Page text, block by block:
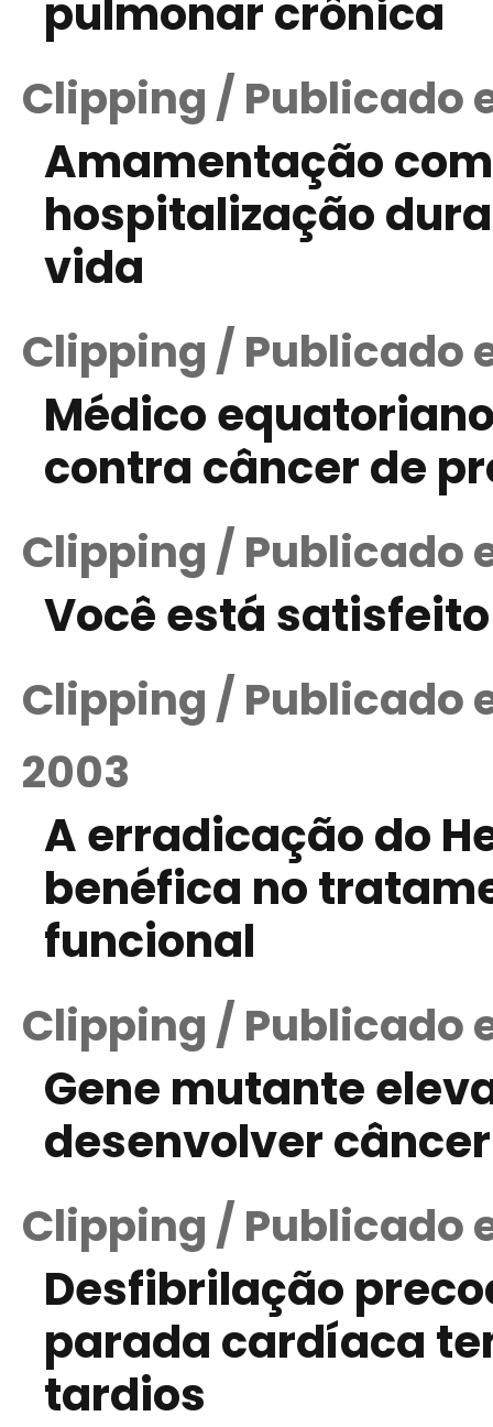
pulmonar crônica
Clipping / Publicado
Amamentação
hospitalização
vida
Clipping / Publicado
Médico
contra câncer de
Clipping / Publicado
Você está
Clipping / Publicado
2003
A erradicação do
benéfica no
funcional
Clipping / Publicado
Gene mutante
desenvolver câncer
Clipping / Publicado
Desfibrilação
parada cardíaca
tardios